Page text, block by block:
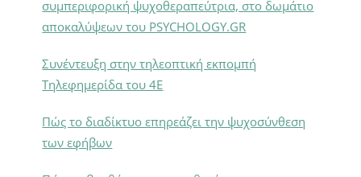
συμπεριφορική ψυχοθεραπεύτρια, στο δωμάτιο
αποκαλύψεων του PSYCHOLOGY.GR
Συνέντευξη στην τηλεοπτική εκπομπή
Τηλεφημερίδα του 4Ε
Πώς το διαδίκτυο επηρεάζει την ψυχοσύνθεση
των εφήβων